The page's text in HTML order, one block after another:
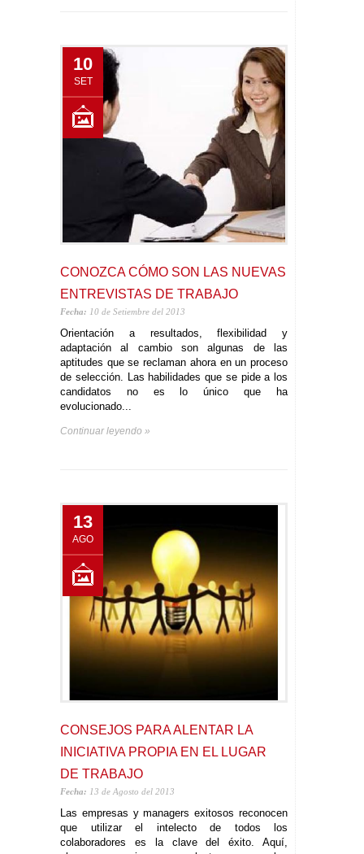
10
SET
CONOZCA CÓMO SON LAS NUEVAS
ENTREVISTAS DE TRABAJO
Fecha: 10 de Setiembre del 2013
Orientación a resultados, flexibilidad y
adaptación al cambio son algunas de las
aptitudes que se reclaman ahora en un proceso
de selección. Las habilidades que se pide a los
candidatos no es lo único que ha
evolucionado...
Continuar leyendo »
13
AGO
CONSEJOS PARA ALENTAR LA
INICIATIVA PROPIA EN EL LUGAR
DE TRABAJO
Fecha: 13 de Agosto del 2013
Las empresas y managers exitosos reconocen
que utilizar el intelecto de todos los
colaboradores es la clave del éxito. Aquí,